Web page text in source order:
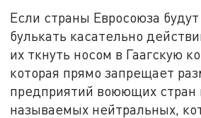
Если страны Евросоюза
булькать касательно
их ткнуть носом в Гаагскую
которая прямо запрещает
предприятий воюющих стран
называемых нейтральных,